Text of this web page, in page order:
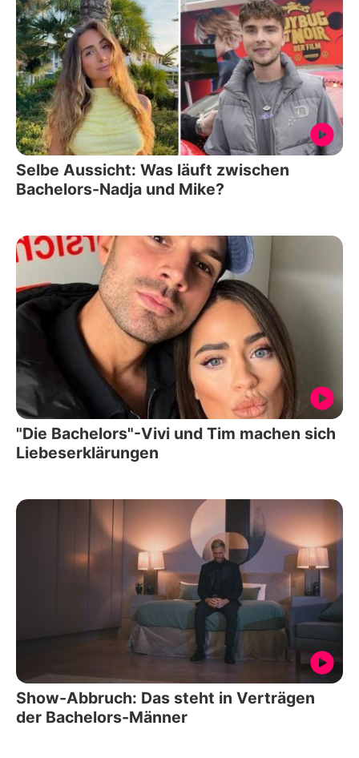
Selbe Aussicht: Was läuft zwischen
Bachelors-Nadja und Mike?
"Die Bachelors"-Vivi und Tim machen sich
Liebeserklärungen
Show-Abbruch: Das steht in Verträgen
der Bachelors-Männer